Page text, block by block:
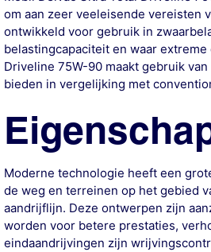
om aan zeer veeleisende vereisten
ontwikkeld voor gebruik in
belastingcapaciteit en waar
Driveline 75W-90 maakt gebruik
bieden in vergelijking met
Moderne technologie heeft een
de weg en terreinen op het gebied
aandrijflijn. Deze ontwerpen zijn
worden voor betere prestaties,
eindaandrijvingen zijn